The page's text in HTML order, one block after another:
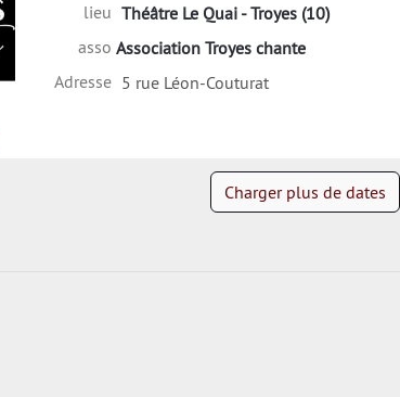
lieu Théâtre Le Quai - Troyes (10)
asso Association Troyes chante
Adresse 5 rue Léon-Couturat
Charger plus de dates